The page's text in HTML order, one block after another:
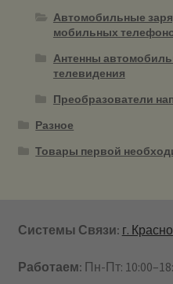
Автомобильные
мобильных
Антенны
телевидения
Преобразователи
Разное
Товары первой
Системы Связи: г.
Работаем: Пн-Пт: